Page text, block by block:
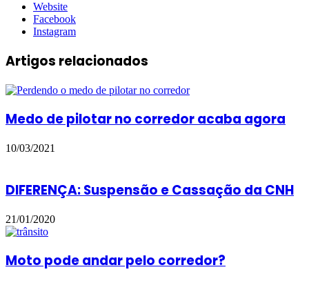
Website
Facebook
Instagram
Artigos relacionados
Medo de pilotar no corredor acaba agora
10/03/2021
DIFERENÇA: Suspensão e Cassação da CNH
21/01/2020
Moto pode andar pelo corredor?